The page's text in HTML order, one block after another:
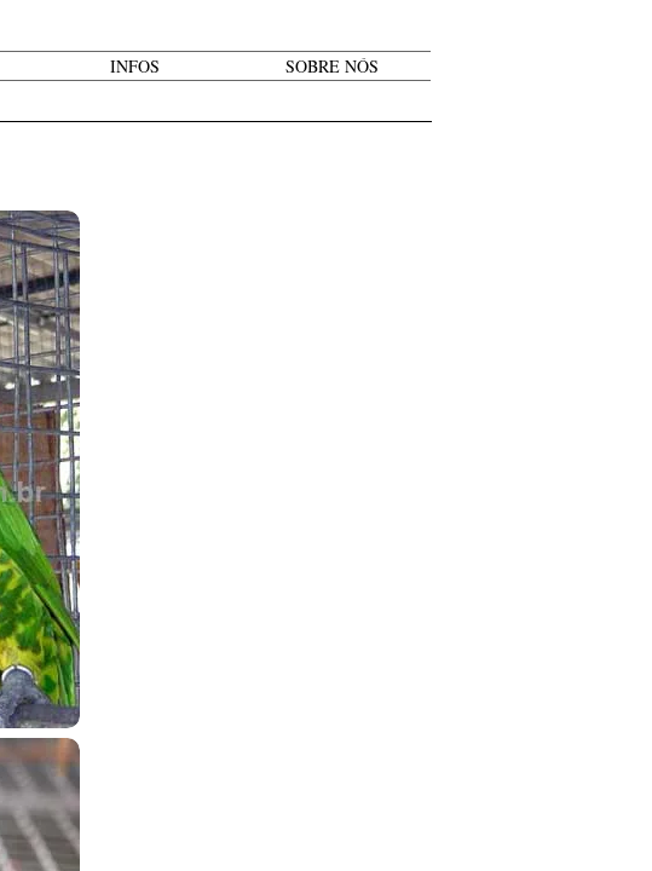
INFOS SOBRE NÓS